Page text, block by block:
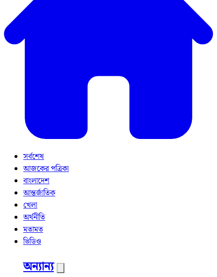
সর্বশেষ
আজকের পত্রিকা
বাংলাদেশ
আন্তর্জাতিক
খেলা
অর্থনীতি
মতামত
ভিডিও
অন্যান্য